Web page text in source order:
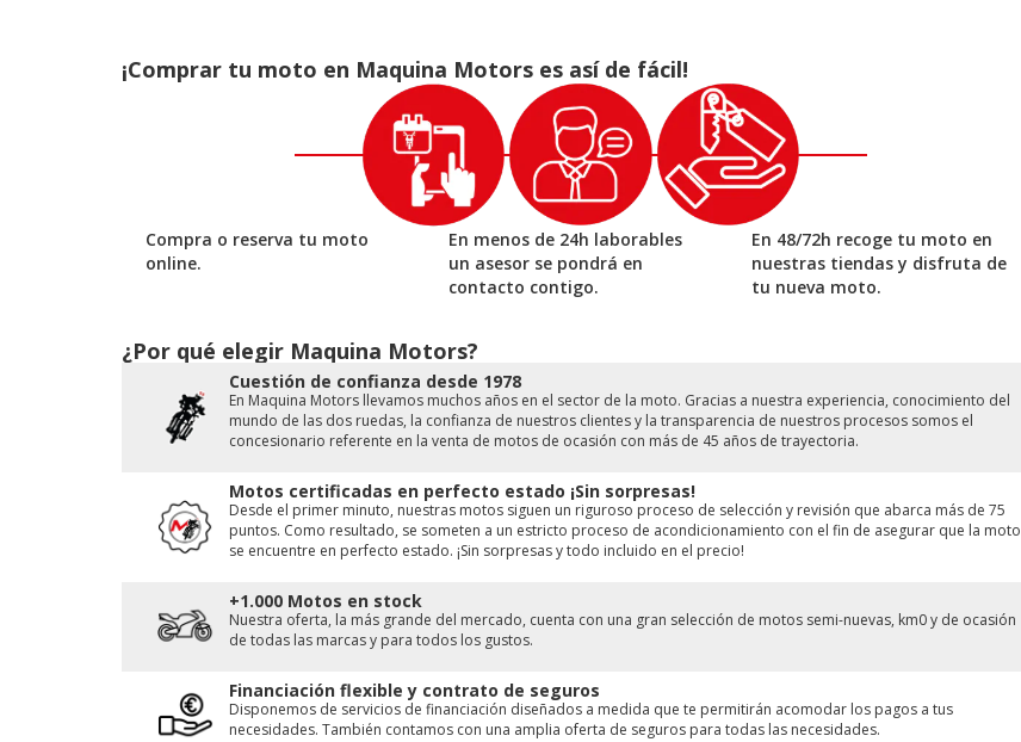
¡Comprar tu moto en Maquina Motors es así de fácil!
Compra o reserva tu moto
online.
En menos de 24h laborables
un asesor se pondrá en
contacto contigo.
En 48/72h recoge tu moto en
nuestras tiendas y disfruta de
tu nueva moto.
¿Por qué elegir Maquina Motors?
Cuestión de conﬁanza desde 1978
En Maquina Motors llevamos muchos años en el sector de la moto. Gracias a nuestra experiencia, conocimiento del
mundo de las dos ruedas, la conﬁanza de nuestros clientes y la transparencia de nuestros procesos somos el
concesionario referente en la venta de motos de ocasión con más de 45 años de trayectoria.
Motos certificadas en perfecto estado ¡Sin sorpresas!
Desde el primer minuto, nuestras motos siguen un riguroso proceso de selección y revisión que abarca más de 75
puntos. Como resultado, se someten a un estricto proceso de acondicionamiento con el fin de asegurar que la moto
se encuentre en perfecto estado. ¡Sin sorpresas y todo incluido en el precio!
+1.000 Motos en stock
Nuestra oferta, la más grande del mercado, cuenta con una gran selección de motos semi-nuevas, km0 y de ocasión
de todas las marcas y para todos los gustos.
Financiación flexible y contrato de seguros
Disponemos de servicios de financiación diseñados a medida que te permitirán acomodar los pagos a tus
necesidades. También contamos con una amplia oferta de seguros para todas las necesidades.